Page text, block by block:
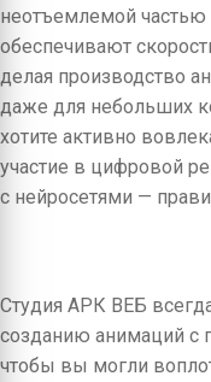
неотъемлемой частью
обеспечивают
делая производство
даже для небольших
хотите активно
участие в цифровой
с нейросетями —
Студия АРК ВЕБ
созданию анимаций с
чтобы вы могли